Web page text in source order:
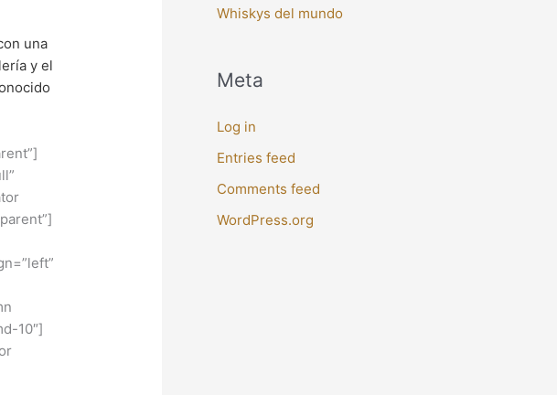
una
y el
10″]
Whiskys del mundo
Meta
Log in
Entries feed
Comments feed
WordPress.org